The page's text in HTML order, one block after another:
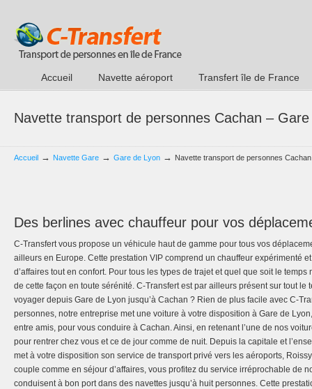
Accueil Navette aéroport Transfert île de France
Navette transport de personnes Cachan –
Accueil → Navette Gare → Gare de Lyon → Navette transport de personnes
Des berlines avec chauffeur pour vos
C-Transfert vous propose un véhicule haut de gamme pour tous vos
ailleurs en Europe. Cette prestation VIP comprend un chauffeur expérimenté
d’affaires tout en confort. Pour tous les types de trajet et quel que soit le
de cette façon en toute sérénité. C-Transfert est par ailleurs présent sur tout le
voyager depuis Gare de Lyon jusqu’à Cachan ? Rien de plus facile avec C-
personnes, notre entreprise met une voiture à votre disposition à Gare de
entre amis, pour vous conduire à Cachan. Ainsi, en retenant l’une de nos
pour rentrer chez vous et ce de jour comme de nuit. Depuis la capitale et
met à votre disposition son service de transport privé vers les aéroports,
couple comme en séjour d’affaires, vous profitez du service irréprochable de
conduisent à bon port dans des navettes jusqu’à huit personnes. Cette